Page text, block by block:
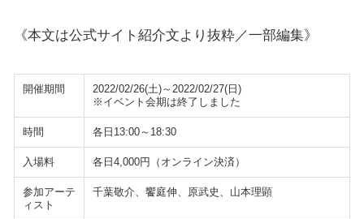
《本文は公式サイト紹介文より抜粋／一部編集》
開催期間
2022/02/26(土)～2022/02/27(日)
※イベント会期は終了しました
時間 各日13:00～18:30
入場料 各日4,000円（オンライン決済）
参加アーテ
ィスト
千葉敬介、饗庭伸、原武史、山本理顕